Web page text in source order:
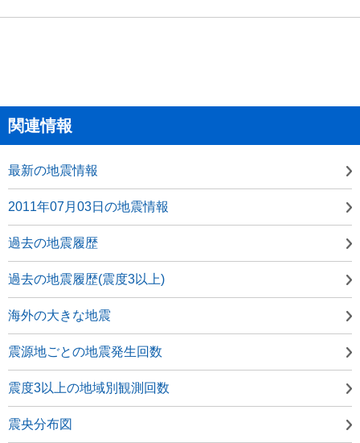
関連情報
最新の地震情報
2011年07月03日の地震情報
過去の地震履歴
過去の地震履歴(震度3以上)
海外の大きな地震
震源地ごとの地震発生回数
震度3以上の地域別観測回数
震央分布図